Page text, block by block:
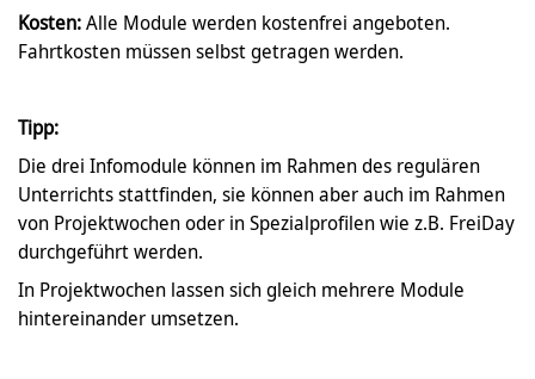
Kosten:Alle Module werden kostenfrei angeboten.
Fahrtkosten müssen selbst getragen werden.
Tipp:
Die drei Infomodule können im Rahmen des regulären
Unterrichts stattfinden, sie können aber auch im Rahmen
von Projektwochen oder in Spezialprofilen wie z.B. FreiDay
durchgeführt werden.
In Projektwochen lassen sich gleich mehrere Module
hintereinander umsetzen.